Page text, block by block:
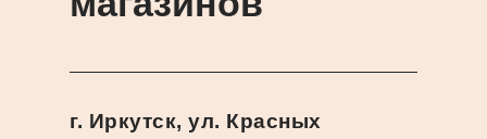
г. Иркутск, ул. Красных